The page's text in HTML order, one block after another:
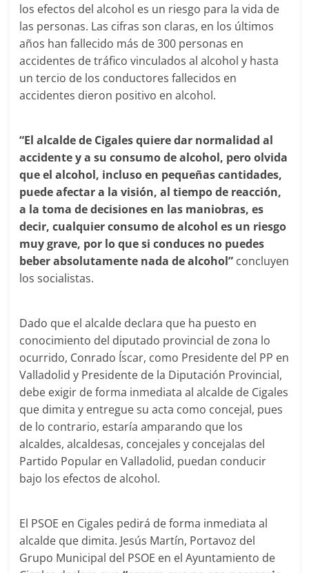
los efectos del alcohol es un riesgo para la vida de
las personas. Las cifras son claras, en los últimos
años han fallecido más de 300 personas en
accidentes de tráfico vinculados al alcohol y hasta
un tercio de los conductores fallecidos en
accidentes dieron positivo en alcohol.
“El alcalde de Cigales quiere dar normalidad al
accidente y a su consumo de alcohol, pero olvida
que el alcohol, incluso en pequeñas cantidades,
puede afectar a la visión, al tiempo de reacción,
a la toma de decisiones en las maniobras, es
decir, cualquier consumo de alcohol es un riesgo
muy grave, por lo que si conduces no puedes
beber absolutamente nada de alcohol” concluyen
los socialistas.
Dado que el alcalde declara que ha puesto en
conocimiento del diputado provincial de zona lo
ocurrido, Conrado Íscar, como Presidente del PP en
Valladolid y Presidente de la Diputación Provincial,
debe exigir de forma inmediata al alcalde de Cigales
que dimita y entregue su acta como concejal, pues
de lo contrario, estaría amparando que los
alcaldes, alcaldesas, concejales y concejalas del
Partido Popular en Valladolid, puedan conducir
bajo los efectos de alcohol.
El PSOE en Cigales pedirá de forma inmediata al
alcalde que dimita. Jesús Martín, Portavoz del
Grupo Municipal del PSOE en el Ayuntamiento de